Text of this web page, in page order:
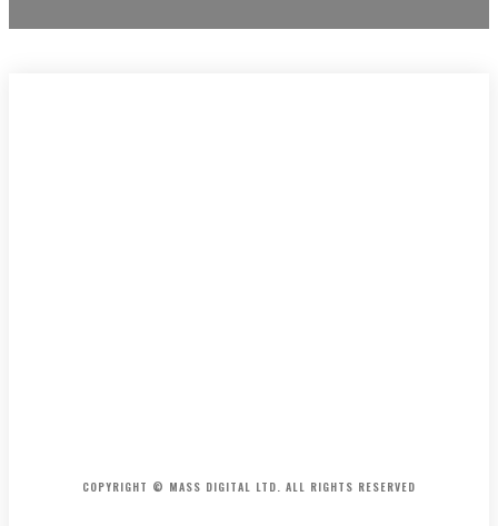
COPYRIGHT © MASS DIGITAL LTD. ALL RIGHTS RESERVED